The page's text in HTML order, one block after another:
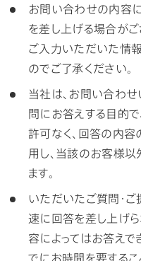
お問い合わせの内容
を差し上げる場合が
ご入力いただいた情
のでご了承ください。
当社は、お問い合わ
問にお答えする目的で
許可なく、回答の内
用し、当該のお客様
ます。
いただいたご質問・
速に回答を差し上げ
容によってはお答え
でにお時間を要する